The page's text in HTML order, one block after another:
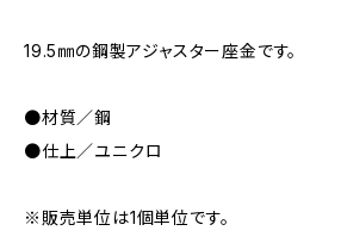
19.5㎜の鋼製アジャスター座金です。
●材質／鋼
●仕上／ユニクロ
※販売単位は1個単位です。